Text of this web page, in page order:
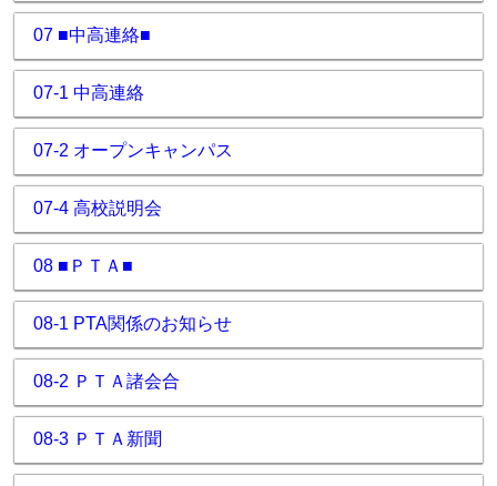
07 ■中高連絡■
07-1 中高連絡
07-2 オープンキャンパス
07-4 高校説明会
08 ■ＰＴＡ■
08-1 PTA関係のお知らせ
08-2 ＰＴＡ諸会合
08-3 ＰＴＡ新聞